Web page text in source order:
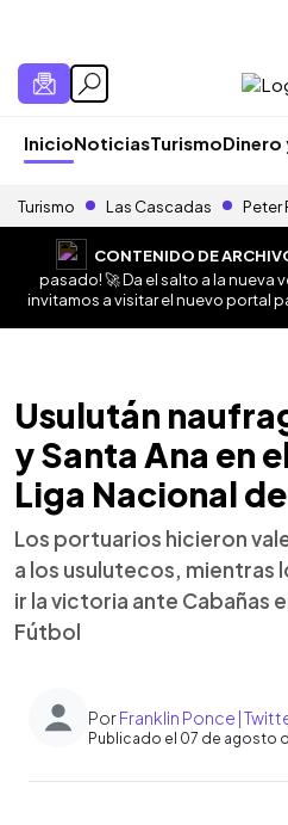
InicioNoticiasTurismo
Turismo Las Cascadas Peter
CONTENIDO DE
pasado! 🚀 Da el salto a la nueva
invitamos a visitar el nuevo portal
Usulután
y Santa Ana en
Liga Nacional
Los portuarios hicieron
a los usulutecos, mientras
ir la victoria ante Cabañas
Fútbol
PorFranklin Ponce |
Publicado el 07 de agosto